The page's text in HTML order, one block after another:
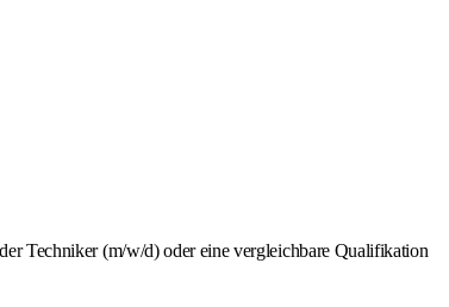
Techniker (m/w/d) oder eine vergleichbare Qualifikation